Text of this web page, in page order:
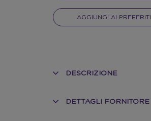
AGGIUNGI AI PREFERITI
DESCRIZIONE
DETTAGLI FORNITORE